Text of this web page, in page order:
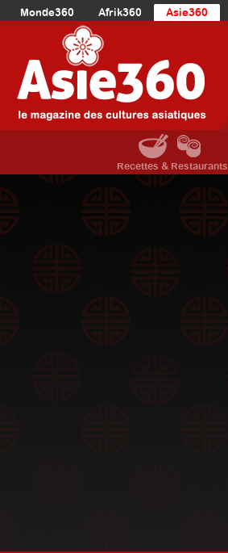
Monde360 Afrik360 Asie360
Europe360
Océanie360
Recettes & Restaurants